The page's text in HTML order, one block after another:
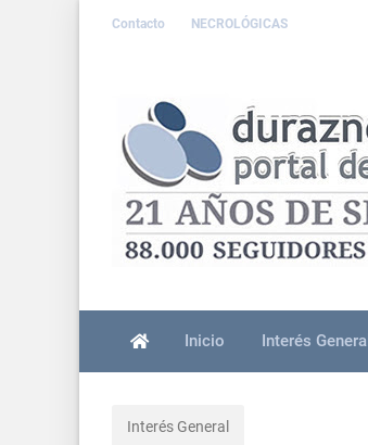
Contacto NECROLÓGICAS
Inicio Interés General
Interés General